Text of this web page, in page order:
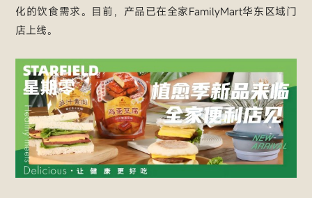
化的饮食需求。目前，产品已在全家FamilyMart华东区域门
店上线。